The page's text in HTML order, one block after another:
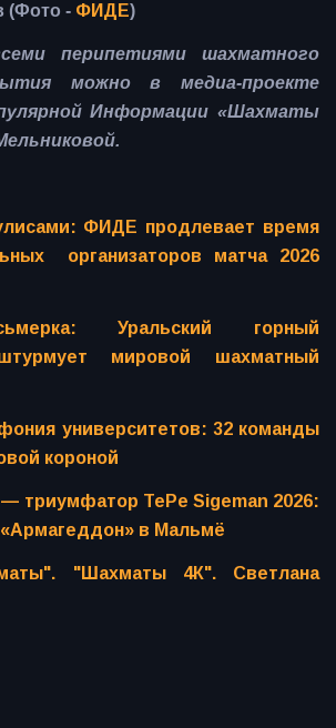
(Фото - ФИДЕ)
перипетиями шахматного
можно в медиа-проекте
Информации «Шахматы
ФИДЕ продлевает время
организаторов матча 2026
Уральский горный
мировой шахматный
университетов: 32 команды
короной
— триумфатор TePe Sigeman 2026:
в Мальмё
"Шахматы 4К". Светлана